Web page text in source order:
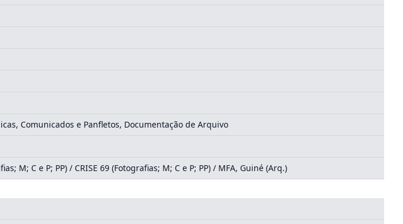
Comunicados e Panfletos, Documentação de Arquivo
M; C e P; PP) / CRISE 69 (Fotografias; M; C e P; PP) / MFA, Guiné (Arq.)